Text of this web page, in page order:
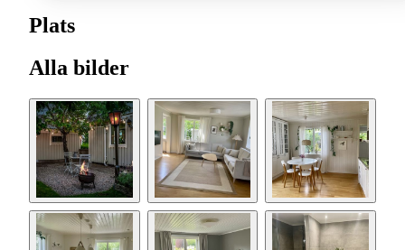
Plats
Alla bilder